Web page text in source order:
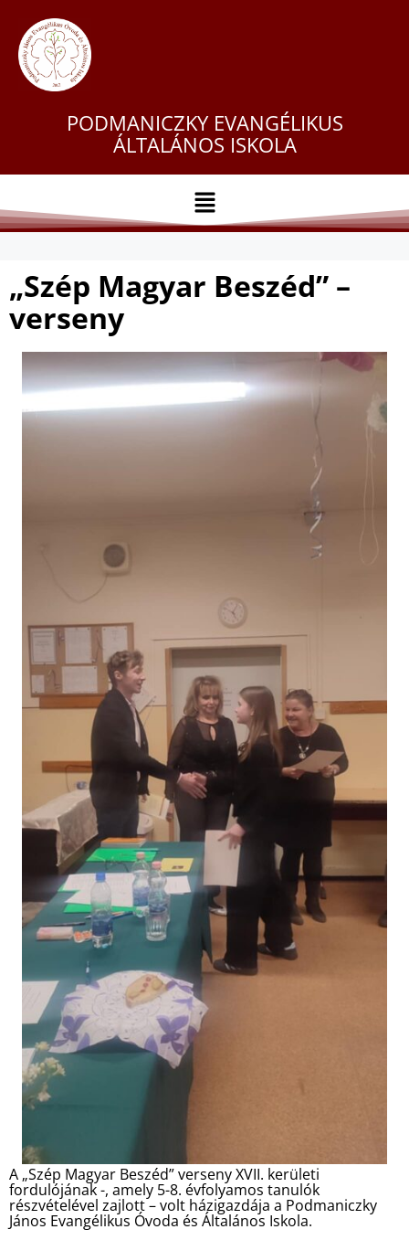
PODMANICZKY EVANGÉLIKUS
ÁLTALÁNOS ISKOLA
„Szép Magyar Beszéd” –
verseny
A „Szép Magyar Beszéd” verseny XVII. kerületi
fordulójának -, amely 5-8. évfolyamos tanulók
részvételével zajlott – volt házigazdája a Podmaniczky
János Evangélikus Óvoda és Általános Iskola.